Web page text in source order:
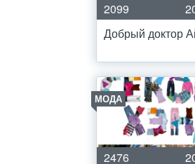
2099
Добрый доктор
МОДА
2476